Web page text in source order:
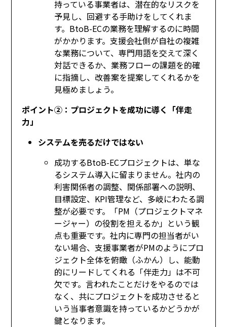
持っている事業者は、潜在的なリスクを
予見し、回避する手助けをしてくれま
す。BtoB-ECの業務を理解するのに時間
がかかります。支援会社側が自社の複雑
な業務について、専門用語を交えて深く
対話できるか、業務フローの課題を的確
に指摘し、改善案を提案してくれるかを
見極めましょう。
ポイント②：プロジェクトを成功に導く「伴走
力」
システムを売るだけではない
成功するBtoB-ECプロジェクトは、単な
るシステム導入に留まりません。社内の
利害関係者の調整、関係部署への説明、
目標設定、KPI管理など、多岐にわたる調
整が必要です。「PM（プロジェクトマネ
ージャー）の役割を担えるか」という観
点も重要です。社内に専門の担当者がい
ない場合、支援事業者がPMのようにプロ
ジェクト全体を俯瞰（ふかん）し、能動
的にリードしてくれる「伴走力」は不可
欠です。言われたことだけをやるのでは
なく、共にプロジェクトを成功させると
いう当事者意識を持っているかどうかが
鍵となります。